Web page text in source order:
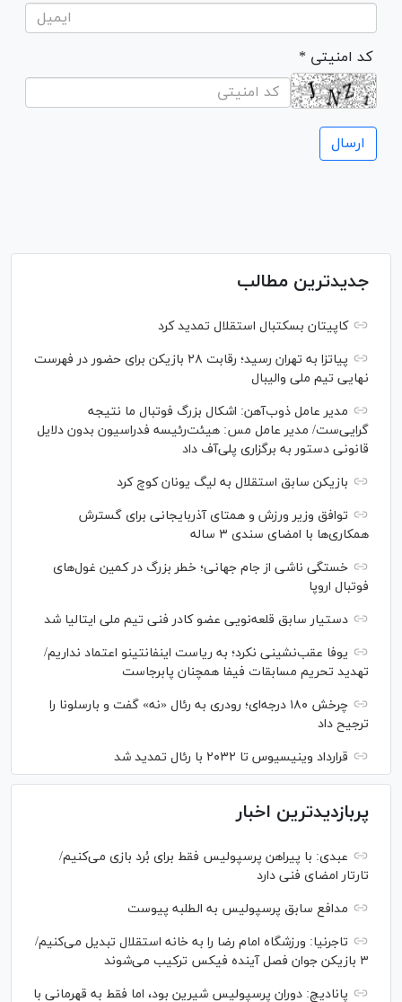
* کد امنیتی
جدیدترین مطالب
کاپیتان بسکتبال استقلال تمدید کرد
پیاتزا به تهران رسید؛ رقابت ۲۸ بازیکن برای حضور در فهرست
نهایی تیم ملی والیبال
مدیر عامل ذوب‌آهن: اشکال بزرگ فوتبال ما نتیجه
گرایی‌ست/ مدیر عامل مس: هیئت‌رئیسه فدراسیون بدون دلایل
قانونی دستور به برگزاری پلی‌آف داد
بازیکن سابق استقلال به لیگ یونان کوچ کرد
توافق وزیر ورزش و همتای آذربایجانی برای گسترش
همکاری‌ها با امضای سندی ۳ ساله
خستگی ناشی از جام جهانی؛ خطر بزرگ در کمین غول‌های
فوتبال اروپا
دستیار سابق قلعه‌نویی عضو کادر فنی تیم ملی ایتالیا شد
یوفا عقب‌نشینی نکرد؛ به ریاست اینفانتینو اعتماد نداریم/
تهدید تحریم مسابقات فیفا همچنان پابرجاست
چرخش ۱۸۰ درجه‌ای؛ رودری به رئال «نه» گفت و بارسلونا را
ترجیح داد
قرارداد وینیسیوس تا ۲۰۳۲ با رئال‌ تمدید شد
پربازدیدترین اخبار
عبدی: با پیراهن پرسپولیس فقط برای بُرد بازی می‌کنیم/
تارتار امضای فنی دارد
مدافع سابق پرسپولیس به الطلبه پیوست
تاجرنیا: ورزشگاه امام رضا را به خانه استقلال تبدیل می‌کنیم/
۳ بازیکن جوان فصل آینده فیکس ترکیب می‌شوند
پانادیچ: دوران پرسپولیس شیرین بود، اما فقط به قهرمانی با